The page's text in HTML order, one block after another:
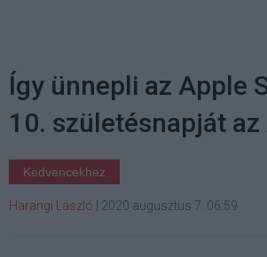
Így ünnepli az Apple
10. születésnapját az
Kedvencekhez
Harangi László 2020 augusztus 7. 06:59